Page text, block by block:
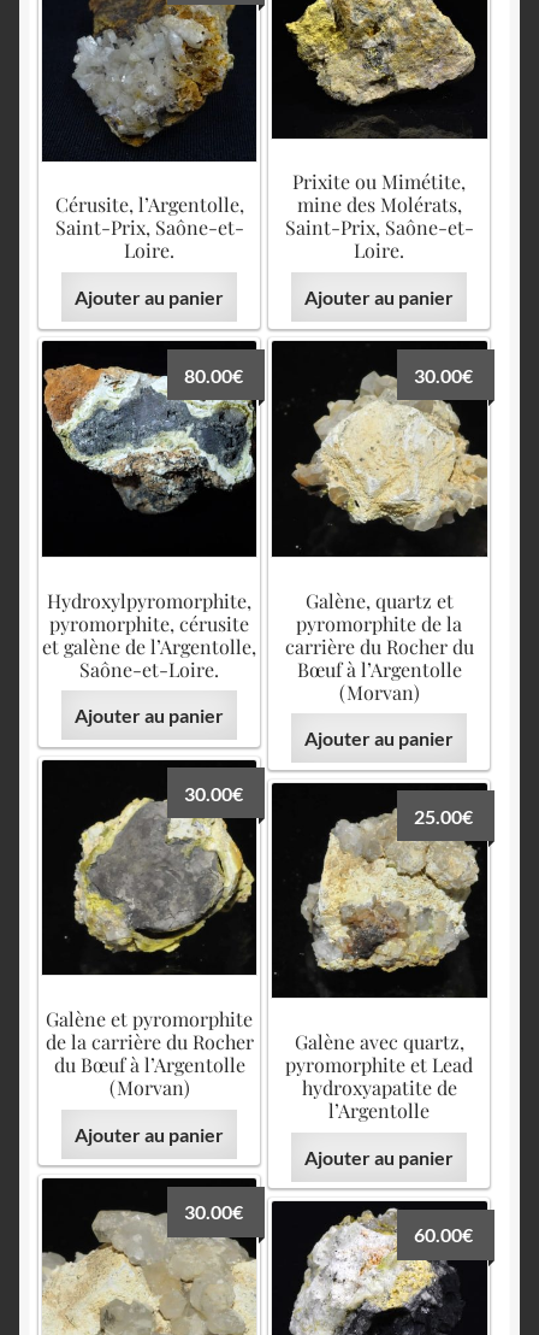
Prixite ou Mimétite,
mine des Molérats,
Saint-Prix, Saône-et-
Loire.
Ajouter au panier
Cérusite, l’Argentolle,
Saint-Prix, Saône-et-
Loire.
Ajouter au panier
Hydroxylpyromorphite,
pyromorphite, cérusite
et galène de l’Argentolle,
Saône-et-Loire.
80.00€
Ajouter au panier
Galène, quartz et
pyromorphite de la
carrière du Rocher du
Bœuf à l’Argentolle
(Morvan)
30.00€
Ajouter au panier
Galène et pyromorphite
de la carrière du Rocher
du Bœuf à l’Argentolle
(Morvan)
30.00€
Ajouter au panier
Galène avec quartz,
pyromorphite et Lead
hydroxyapatite de
l’Argentolle
25.00€
Ajouter au panier
30.00€
60.00€